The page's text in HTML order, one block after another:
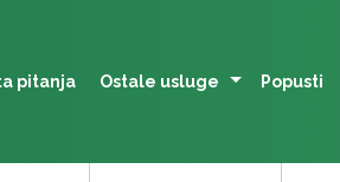
pitanja Ostale usluge Popusti